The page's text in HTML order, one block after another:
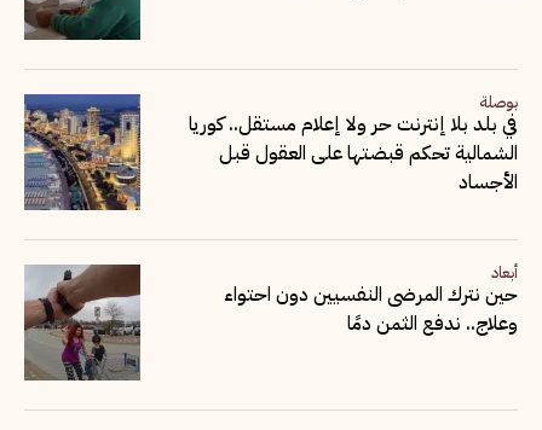
بوصلة
في بلد بلا إنترنت حر ولا إعلام مستقل.. كوريا
الشمالية تحكم قبضتها على العقول قبل
الأجساد
أبعاد
حين نترك المرضى النفسيين دون احتواء
وعلاج.. ندفع الثمن دمًا